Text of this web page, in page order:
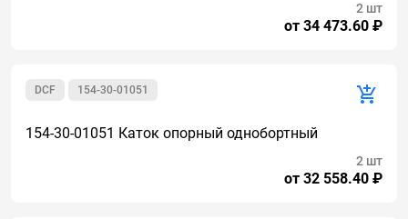
от 34 473.60 ₽
2 шт
154-30-01051
DCF
154-30-01051 Каток опорный однобортный
от 32 558.40 ₽
2 шт